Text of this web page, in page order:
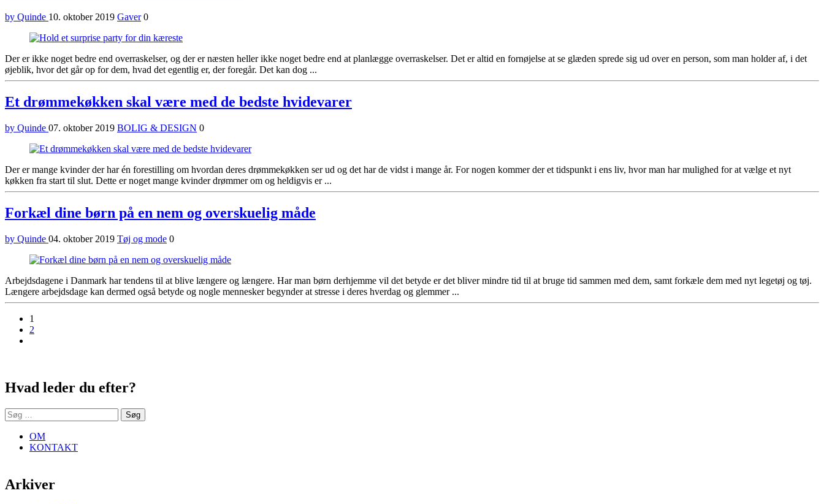
by Quinde 10. oktober 2019 Gaver 0
Der er ikke noget bedre end overraskelser, og der er næsten heller ikke noget bedre end at planlægge overraskelser. Det er altid en fornøjelse at se glæden sprede sig ud over en person, som man holder af, i det
øjeblik, hvor det går op for dem, hvad det egentlig er, der foregår. Det kan dog ...
Et drømmekøkken skal være med de bedste hvidevarer
by Quinde 07. oktober 2019 BOLIG & DESIGN 0
Der er mange kvinder der har én forestilling om hvordan deres drømmekøkken ser ud og det har de vidst i mange år. For nogen kommer der et tidspunkt i ens liv, hvor man har mulighed for at vælge et nyt
køkken fra start til slut. Dette er noget mange kvinder drømmer om og heldigvis er ...
Forkæl dine børn på en nem og overskuelig måde
by Quinde 04. oktober 2019 Tøj og mode 0
Arbejdsdagene i Danmark har tendens til at blive længere og længere. Har man børn derhjemme vil det betyde er det bliver mindre tid til at bruge tid sammen med dem, samt forkæle dem med nyt legetøj og tøj.
Længere arbejdsdage kan dermed også betyde og nogle mennesker begynder at stresse i deres hverdag og glemmer ...
1
2
Hvad leder du efter?
Søg
efter:
OM
KONTAKT
Arkiver